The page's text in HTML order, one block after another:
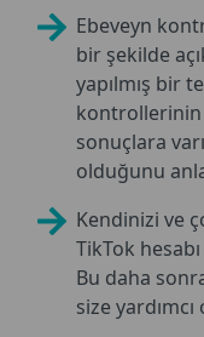
Ebeveyn
bir şekilde
yapılmış bir
kontrollerinin
sonuçlara
olduğunu
Kendinizi ve
TikTok
Bu daha
size yardımcı